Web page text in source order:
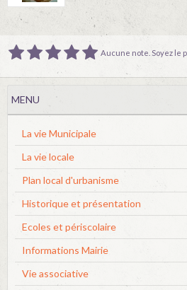
Aucune note. Soyez le
MENU
La vie Municipale
La vie locale
Plan local d'urbanisme
Historique et présentation
Ecoles et périscolaire
Informations Mairie
Vie associative